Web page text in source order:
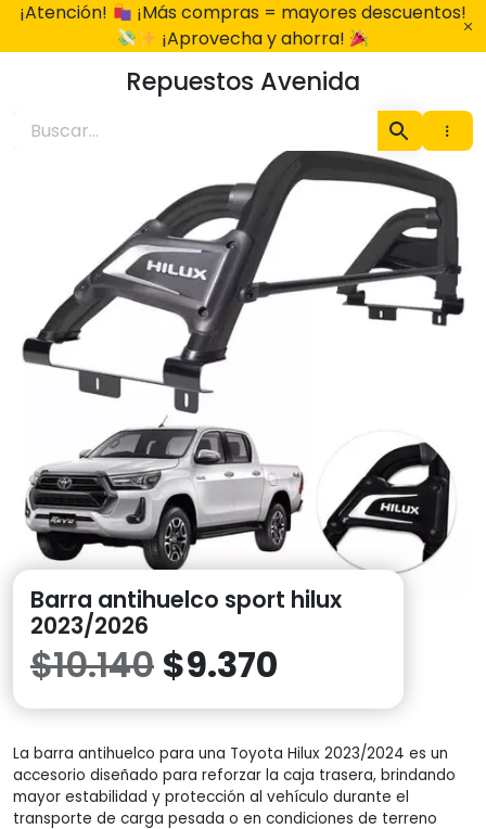
¡Atención!
¡Más compras = mayores descuentos!
¡Aprovecha y ahorra!
Repuestos Avenida
Barra antihuelco sport hilux
2023/2026
$10.140 El
precio
original
$9.370
precio
actual
La barra antihuelco para una Toyota Hilux 2023/2024 es un
accesorio diseñado para reforzar la caja trasera, brindando
mayor estabilidad y protección al vehículo durante el
transporte de carga pesada o en condiciones de terreno